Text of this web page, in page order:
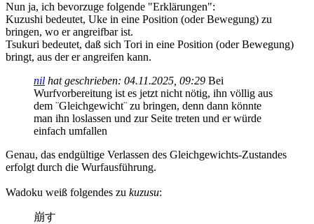
Nun ja, ich bevorzuge folgende "Erklärungen":
Kuzushi bedeutet, Uke in eine Position (oder Bewegung) zu
bringen, wo er angreifbar ist.
Tsukuri bedeutet, daß sich Tori in eine Position (oder Bewegung)
bringt, aus der er angreifen kann.
nil hat geschrieben: 04.11.2025, 09:29 Bei
Wurfvorbereitung ist es jetzt nicht nötig, ihn völlig aus
dem ¨Gleichgewicht¨ zu bringen, denn dann könnte
man ihn loslassen und zur Seite treten und er würde
einfach umfallen
Genau, das endgültige Verlassen des Gleichgewichts-Zustandes
erfolgt durch die Wurfausführung.
Wadoku weiß folgendes zu kuzusu:
崩す